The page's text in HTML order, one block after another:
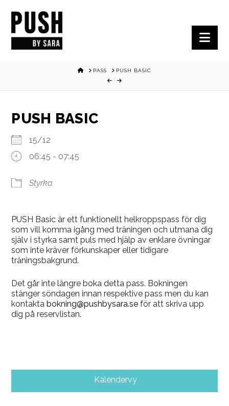
HOMEPASS PUSH BASIC
PUSH BASIC
15/12
06:45 - 07:45
Styrka
PUSH Basic är ett funktionellt helkroppspass för dig
som vill komma igång med träningen och utmana dig
själv i styrka samt puls med hjälp av enklare övningar
som inte kräver förkunskaper eller tidigare
träningsbakgrund.
Det går inte längre boka detta pass. Bokningen
stänger söndagen innan respektive pass men du kan
kontaktabokning@pushbysara.se för att skriva upp
dig på reservlistan.
Kalendervy